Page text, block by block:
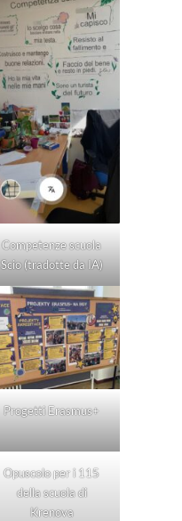
Competenze scuola
Scio (tradotte da IA)
Progetti Erasmus+
Opuscolo per i 115
della scuola di
Krenova